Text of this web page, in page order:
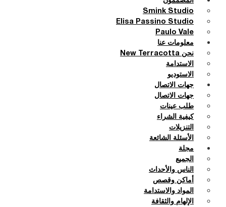
Smink Studio
Elisa Passino Studio
Paulo Vale
معلومات عنا
نحن New Terracotta
الاستدامة
الاستوديو
جهات الاتصال
جهات الاتصال
طلب عينات
كيفية الشراء
التنزيلات
الأسئلة الشائعة
مجلة
الجميع
الناس والأحداث
أماكن وقصص
المواد والاستدامة
الإلهام والثقافة